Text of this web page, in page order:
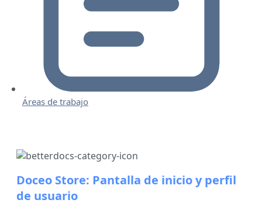
Áreas de trabajo
Doceo Store: Pantalla de inicio y perfil
de usuario